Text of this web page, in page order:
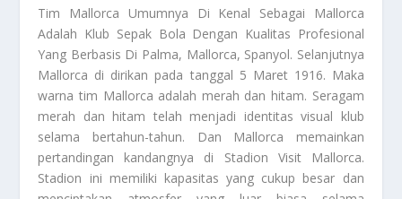
Tim Mallorca Umumnya Di Kenal Sebagai Mallorca
Adalah Klub Sepak Bola Dengan Kualitas Profesional
Yang Berbasis Di Palma, Mallorca, Spanyol. Selanjutnya
Mallorca di dirikan pada tanggal 5 Maret 1916. Maka
warna tim Mallorca adalah merah dan hitam. Seragam
merah dan hitam telah menjadi identitas visual klub
selama bertahun-tahun. Dan Mallorca memainkan
pertandingan kandangnya di Stadion Visit Mallorca.
Stadion ini memiliki kapasitas yang cukup besar dan